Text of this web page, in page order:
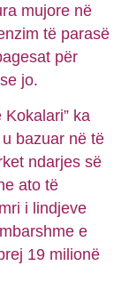
mujore në
të parasë
për
jo.
ka
bazuar në të
ndarjes së
ato të
i lindjeve
e
19 milionë